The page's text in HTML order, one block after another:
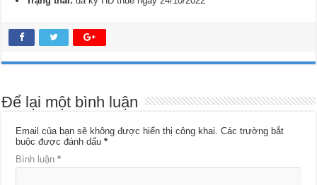
Để lại một bình luận
Email của bạn sẽ không được hiển thị công khai. Các trường bắt
buộc được đánh dấu*
Bình luận*